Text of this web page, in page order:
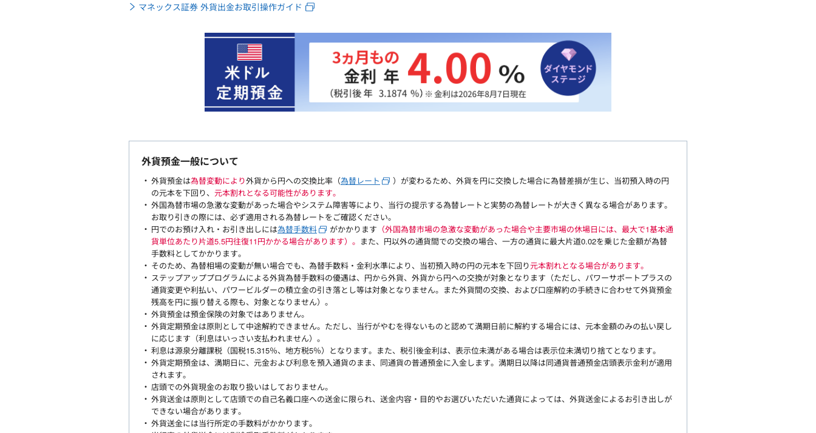
マネックス証券 外貨出金お取引操作ガイド
外貨預金一般について
外貨預金は為替変動により外貨から円への交換比率（為替レート
）が変わるため、外貨を円に交換した場合に為替差損が生じ、当初預入時の円
の元本を下回り、 元本割れとなる可能性があります。
外国為替市場の急激な変動があった場合やシステム障害等により、当行の提示する為替レートと実勢の為替レートが大きく異なる場合があります。
お取り引きの際には、必ず適用される為替レートをご確認ください。
円でのお預け入れ・お引き出しには為替手数料 がかかります （外国為替市場の急激な変動があった場合や主要市場の休場日には、最大で1基本通
貨単位あたり片道5.5円往復11円かかる場合があります）。 また、円以外の通貨間での交換の場合、一方の通貨に最大片道0.02を乗じた金額が為替
手数料としてかかります。
そのため、為替相場の変動が無い場合でも、為替手数料・金利水準により、当初預入時の円の元本を下回り元本割れとなる場合があります。
ステップアッププログラムによる外貨為替手数料の優遇は、円から外貨、外貨から円への交換が対象となります（ただし、パワーサポートプラスの
通貨変更や利払い、パワービルダーの積立金の引き落とし等は対象となりません。また外貨間の交換、および口座解約の手続きに合わせて外貨預金
残高を円に振り替える際も、対象となりません）。
外貨預金は預金保険の対象ではありません。
外貨定期預金は原則として中途解約できません。ただし、当行がやむを得ないものと認めて満期日前に解約する場合には、元本金額のみの払い戻し
に応じます（利息はいっさい支払われません）。
利息は源泉分離課税（国税15.315％、地方税5％）となります。また、税引後金利は、表示位未満がある場合は表示位未満切り捨てとなります。
外貨定期預金は、満期日に、元金および利息を預入通貨のまま、同通貨の普通預金に入金します。満期日以降は同通貨普通預金店頭表示金利が適用
されます。
店頭での外貨現金のお取り扱いはしておりません。
外貨送金は原則として店頭での自己名義口座への送金に限られ、送金内容・目的やお選びいただいた通貨によっては、外貨送金によるお引き出しが
できない場合があります。
外貨送金には当行所定の手数料がかかります。